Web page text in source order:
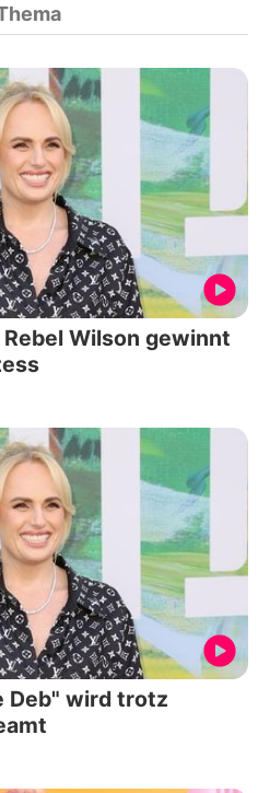
Wilson gewinnt
Deb" wird trotz